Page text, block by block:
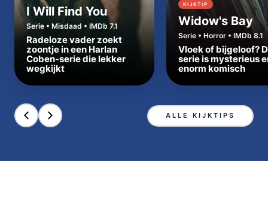
I Will Find You
Serie • Misdaad • IMDb 7.1
Radeloze vader zoekt
zoontje in een Harlan
Coben-serie die lekker
wegkijkt
KIJKTIP
Widow's Bay
Serie • Horror • IMDb 8.1
Vloek of bijgeloof?
serie is mysterieus
enorm komisch
ALLE KIJKTIPS